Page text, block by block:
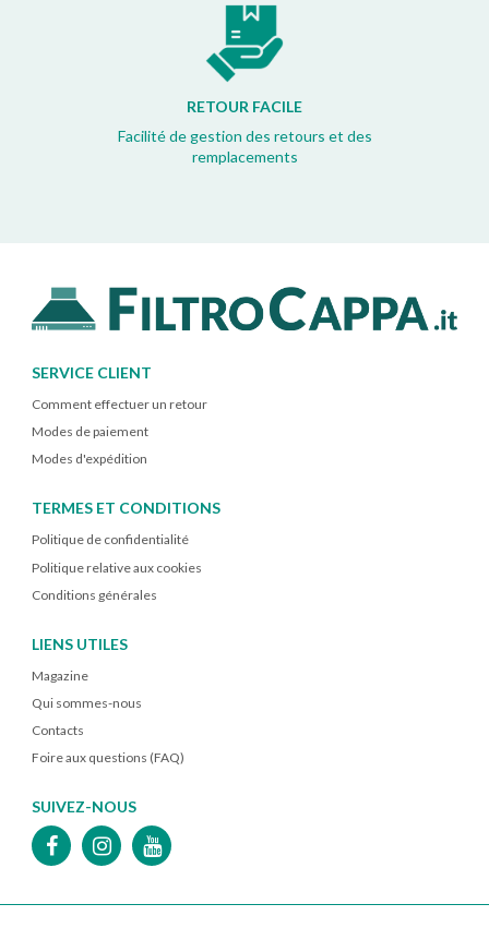
RETOUR FACILE
Facilité de gestion des retours et des
remplacements
SERVICE CLIENT
Comment effectuer un retour
Modes de paiement
Modes d'expédition
TERMES ET CONDITIONS
Politique de confidentialité
Politique relative aux cookies
Conditions générales
LIENS UTILES
Magazine
Qui sommes-nous
Contacts
Foire aux questions (FAQ)
SUIVEZ-NOUS